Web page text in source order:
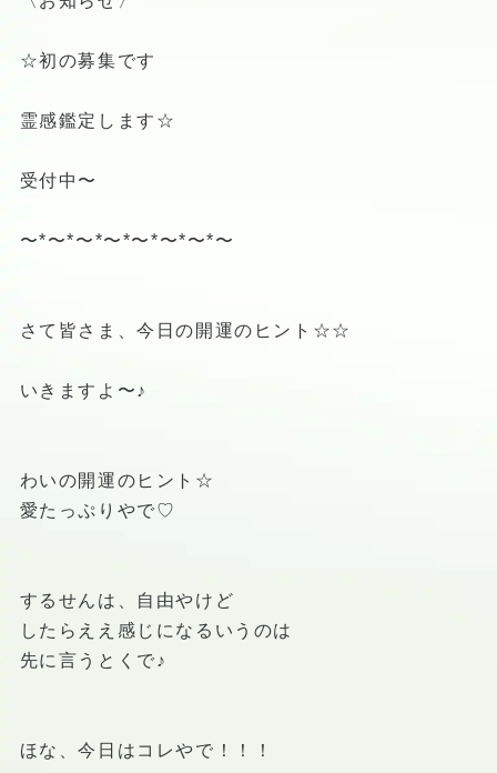
☆初の募集です
霊感鑑定します☆
受付中〜
〜*〜*〜*〜*〜*〜*〜*〜
さて皆さま、今日の開運のヒント☆☆
いきますよ〜♪
わいの開運のヒント☆
愛たっぷりやで♡
するせんは、自由やけど
したらええ感じになるいうのは
先に言うとくで♪
ほな、今日はコレやで！！！